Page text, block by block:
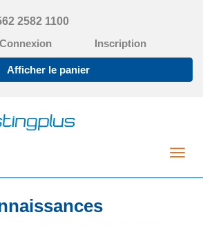
2582 1100
Connexion Inscription
Afficher le panier